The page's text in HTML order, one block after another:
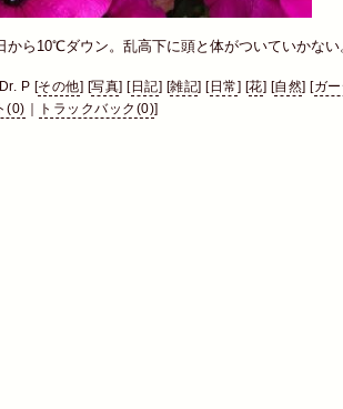
から10℃ダウン。乱高下に頭と体がついていかない
Dr. P [その他] [写真] [日記] [雑記] [日常] [花] [自然] [ガ
(0)
トラックバック(0)]